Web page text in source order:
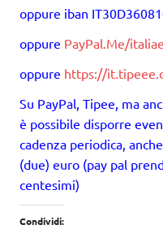
oppure iban
oppure PayPal.Me/
oppure https://
Su PayPal, Tipee, ma
è possibile disporre
cadenza periodica,
(due) euro (pay pal
centesimi)
Condividi: